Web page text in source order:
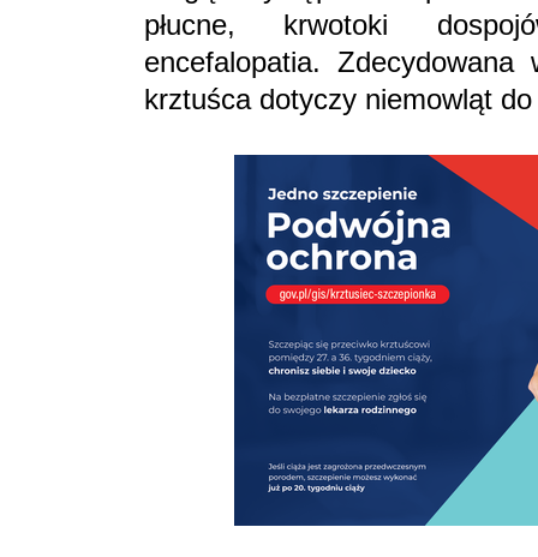
płucne, krwotoki
encefalopatia.
krztuśca dotyczy niemowląt